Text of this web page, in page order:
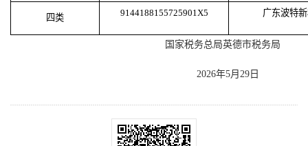
四类 9144188155725901X5 广东波特
国家税务总局英德市税务局
2026年5月29日